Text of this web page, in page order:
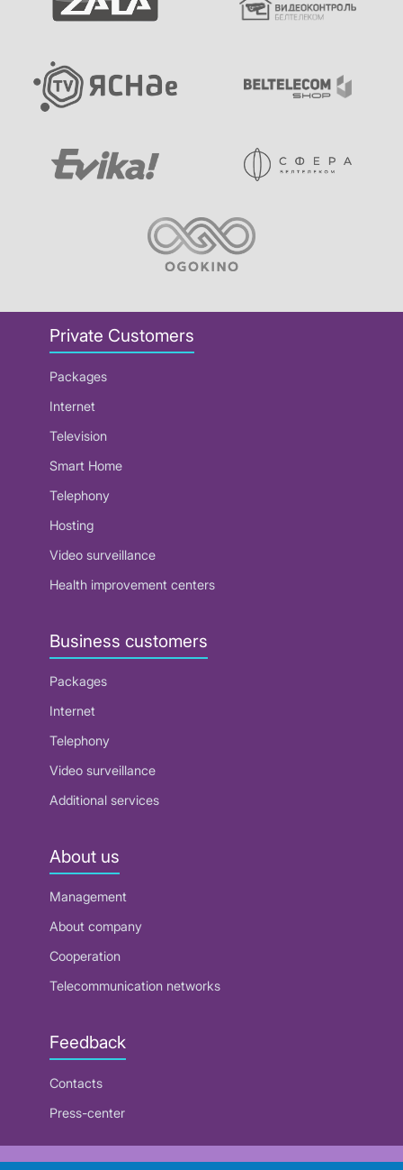
Private Customers
Packages
Internet
Television
Smart Home
Telephony
Hosting
Video surveillance
Health improvement centers
Business customers
Packages
Internet
Telephony
Video surveillance
Additional services
About us
Management
About company
Cooperation
Telecommunication networks
Feedback
Contacts
Press-center